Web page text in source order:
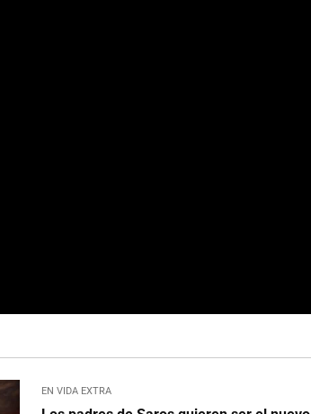
EN VIDA EXTRA